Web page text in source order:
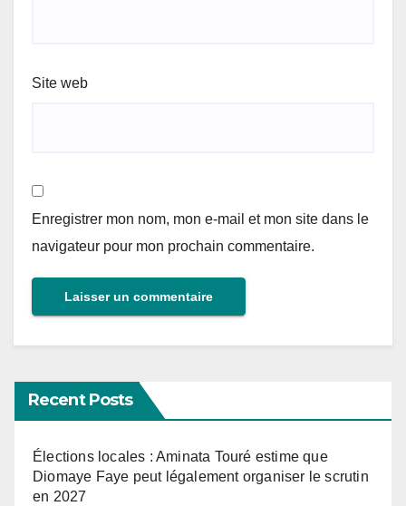
Site web
Enregistrer mon nom, mon e-mail et mon site dans le
navigateur pour mon prochain commentaire.
Recent Posts
Élections locales : Aminata Touré estime que
Diomaye Faye peut légalement organiser le scrutin
en 2027